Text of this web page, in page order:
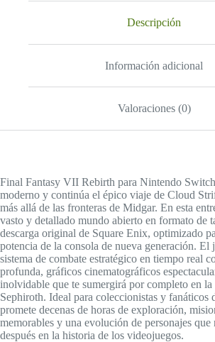
Descripción
Información adicional
Valoraciones (0)
Final Fantasy VII Rebirth para Nintendo
moderno y continúa el épico viaje de Cloud
más allá de las fronteras de Midgar. En esta
vasto y detallado mundo abierto en formato de
descarga original de Square Enix, optimizado
potencia de la consola de nueva generación. El
sistema de combate estratégico en tiempo real
profunda, gráficos cinematográficos
inolvidable que te sumergirá por completo en la
Sephiroth. Ideal para coleccionistas y fanáticos
promete decenas de horas de exploración,
memorables y una evolución de personajes que
después en la historia de los videojuegos.